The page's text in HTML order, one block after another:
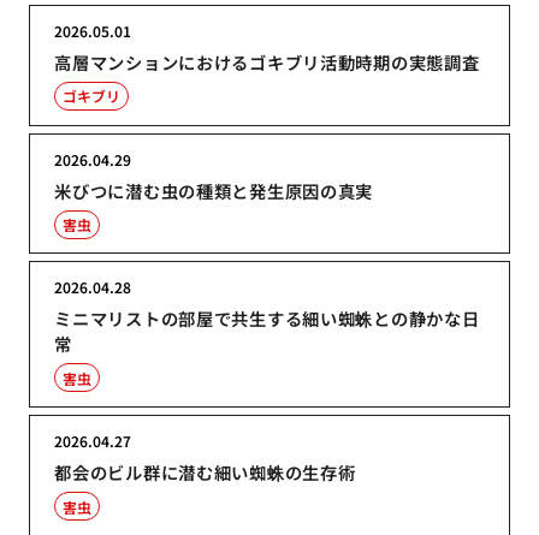
高層マンションにおけるゴキブリ活動時期の実態調査
2026.05.01
ゴキブリ
米びつに潜む虫の種類と発生原因の真実
2026.04.29
害虫
ミニマリストの部屋で共生する細い蜘蛛との静かな日
常
2026.04.28
害虫
都会のビル群に潜む細い蜘蛛の生存術
2026.04.27
害虫